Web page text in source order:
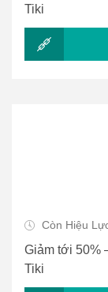
Tiki
Còn Hiệu
Giảm tới 50%
Tiki